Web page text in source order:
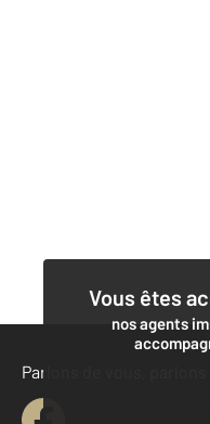
Vous êtes
nos agents
Parlons de vous, parlons